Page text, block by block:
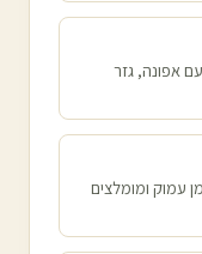
אפונה, גזר
עמוק ומומלצים